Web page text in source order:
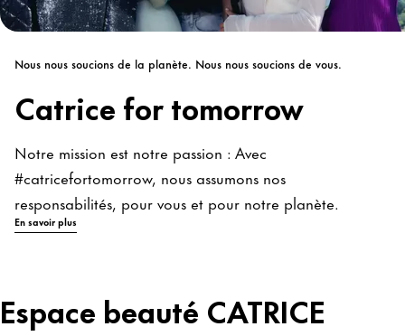
Nous nous soucions de la planète. Nous nous soucions de vous.
Catrice for tomorrow
Notre mission est notre passion : Avec
#catricefortomorrow, nous assumons nos
responsabilités, pour vous et pour notre planète.
En savoir plus
Espace beauté CATRICE